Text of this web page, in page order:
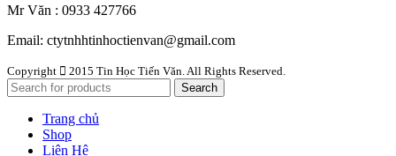
Mr Văn : 0933 427766
Email: ctytnhhtinhoctienvan@gmail.com
Copyright
2015 Tin Học Tiến Văn. All Rights Reserved.
Search
Trang chủ
Shop
Liên Hệ